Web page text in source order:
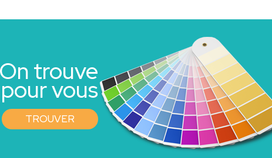
On trouve
vous
TROUVER